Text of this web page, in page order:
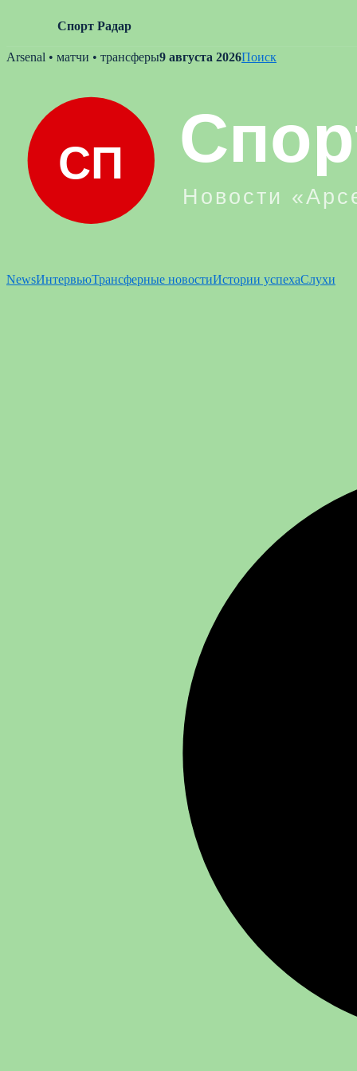
Спорт Радар
Skip
Arsenal • матчи • трансферы9 августа 2026Поиск
NewsИнтервьюТрансферные новостиИстории успехаСлухи